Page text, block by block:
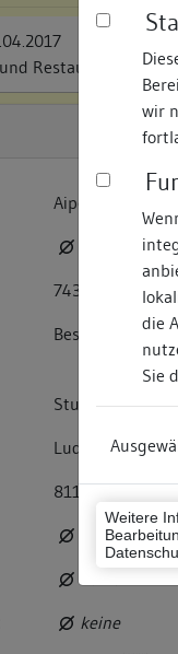
wir
die
Sie
Weitere
Restaurierung
Aiperturmstraße
74354
Besigheim
Stuttgart
Ludwigsburg
8118007001
keine
keiner
keine